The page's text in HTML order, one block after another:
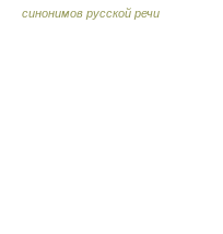
синонимов русской речи